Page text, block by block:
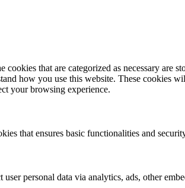
that are categorized as necessary are
how you use this website. These cookies
your browsing experience.
that ensures basic functionalities and
personal data via analytics, ads, other